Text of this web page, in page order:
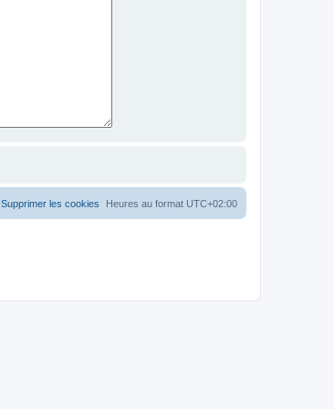
Heures au format UTC+02:00
Supprimer les cookies